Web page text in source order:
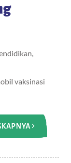
vaksinasi